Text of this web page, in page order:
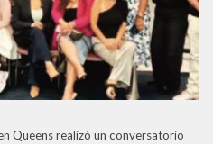
Queens realizó un conversatorio